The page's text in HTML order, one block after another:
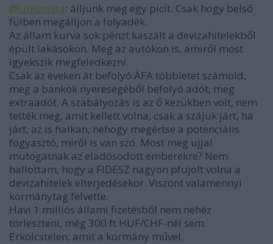
@Unionista: álljunk meg egy picit. Csak hogy belső
fülben megálljon a folyadék.
Az állam kurva sok pénzt kaszált a devizahitelekből
épült lakásokon. Meg az autókon is, amiről most
igyekszik megfeledkezni.
Csak az éveken át befolyó ÁFA többletet számold,
meg a bankok nyereségéből befolyó adót, meg
extraadót. A szabályozás is az ő kezükben volt, nem
tették meg, amit kellett volna, csak a szájuk járt, ha
járt, az is halkan, nehogy megértse a potenciális
fogyasztó, miről is van szó. Most meg ujjal
mutogatnak az eladósodott emberekre? Nem
hallottam, hogy a FIDESZ nagyon pfujolt volna a
devizahitelek elterjedésekor. Viszont valamennyi
kormánytag felvette.
Havi 1 milliós állami fizetésből nem nehéz
törleszteni, még 300 ft HUF/CHF-nél sem.
Erkölcstelen, amit a kormány művel.